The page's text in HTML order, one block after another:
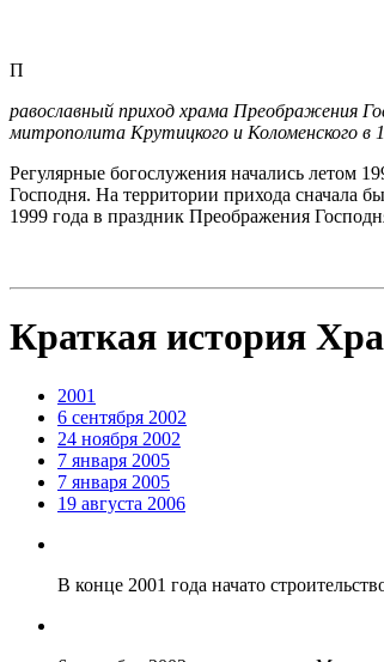
П
равославный приход храма Преображения
митрополита Крутицкого и Коломенского в
Pегулярные богослужения начались летом
Господня. На территории прихода сначала
1999 года в праздник Преображения
Краткая история
2001
6 сентября 2002
24 ноября 2002
7 января 2005
7 января 2005
19 августа 2006
В конце 2001 года начато